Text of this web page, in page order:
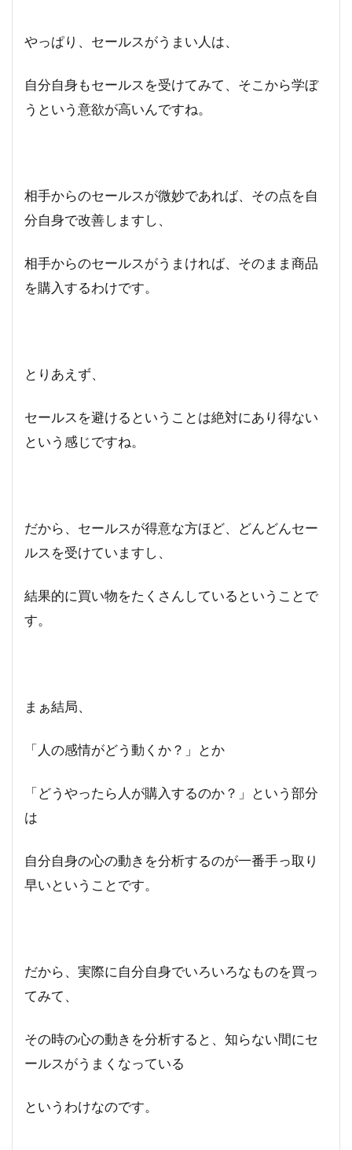
やっぱり、セールスがうまい人は、
自分自身もセールスを受けてみて、そこから学ぼ
うという意欲が高いんですね。
相手からのセールスが微妙であれば、その点を自
分自身で改善しますし、
相手からのセールスがうまければ、そのまま商品
を購入するわけです。
とりあえず、
セールスを避けるということは絶対にあり得ない
という感じですね。
だから、セールスが得意な方ほど、どんどんセー
ルスを受けていますし、
結果的に買い物をたくさんしているということで
す。
まぁ結局、
「人の感情がどう動くか？」とか
「どうやったら人が購入するのか？」という部分
は
自分自身の心の動きを分析するのが一番手っ取り
早いということです。
だから、実際に自分自身でいろいろなものを買っ
てみて、
その時の心の動きを分析すると、知らない間にセ
ールスがうまくなっている
というわけなのです。